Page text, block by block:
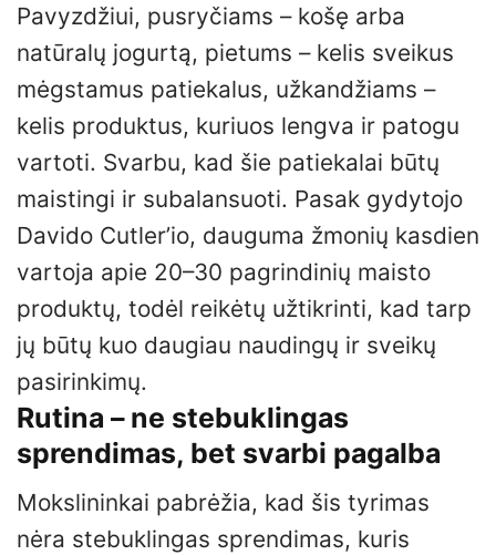
Pavyzdžiui, pusryčiams – košę arba
natūralų jogurtą, pietums – kelis sveikus
mėgstamus patiekalus, užkandžiams –
kelis produktus, kuriuos lengva ir patogu
vartoti. Svarbu, kad šie patiekalai būtų
maistingi ir subalansuoti. Pasak gydytojo
Davido Cutler’io, dauguma žmonių kasdien
vartoja apie 20–30 pagrindinių maisto
produktų, todėl reikėtų užtikrinti, kad tarp
jų būtų kuo daugiau naudingų ir sveikų
pasirinkimų.
Rutina – ne stebuklingas
sprendimas, bet svarbi pagalba
Mokslininkai pabrėžia, kad šis tyrimas
nėra stebuklingas sprendimas, kuris